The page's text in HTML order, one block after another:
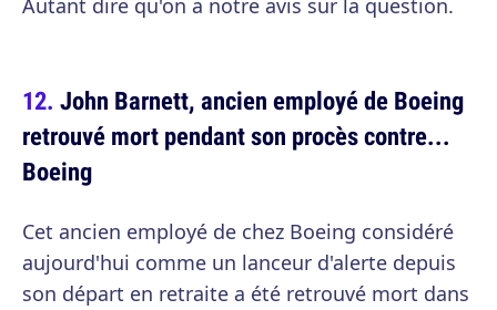
Autant dire qu'on a notre avis sur la question.
John Barnett, ancien employé de Boeing
retrouvé mort pendant son procès contre...
Boeing
Cet ancien employé de chez Boeing considéré
aujourd'hui comme un lanceur d'alerte depuis
son départ en retraite a été retrouvé mort dans